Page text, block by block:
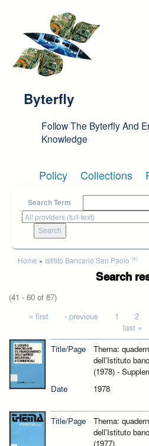
Byterfly
Follow The Byterfly And
Knowledge
Policy Collections
Search Term
You are here
Home » Istitito Bancario San Paolo (x)
Search
(41 - 60 of 87)
Pages« first ‹ previous 1 2
last »
Title/Page
Thema:
dell'Istituto
(1978) -
Date
1978
Title/Page
Thema:
dell'Istituto
(1977)